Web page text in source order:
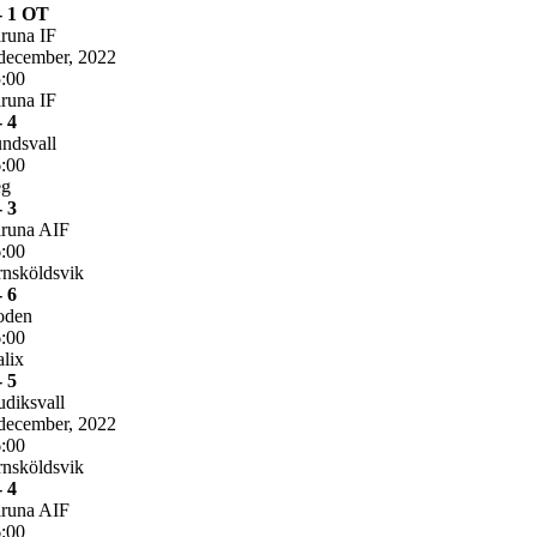
1 OT
IF
2022
IF
4
3
AIF
6
5
2022
4
AIF